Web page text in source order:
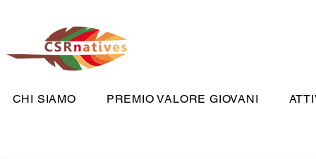
CHI SIAMO PREMIO VALORE GIOVANI